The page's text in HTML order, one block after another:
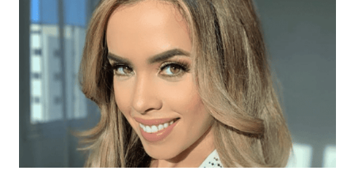
hechos. El cuerpo del infante se encuentra en la morgue
del hospital municipal de Vallejuelo. Este nuevo asesinato
de un niño ahora se suma a la matanza atróz de decenas de
dominicanos que han perecido a manos de haitianos en los
últimos 2 meses, Con este último asesinato cometido por
los nacionales haitianos suman 17 los muertos y mas de 20
las victimas de los crí...